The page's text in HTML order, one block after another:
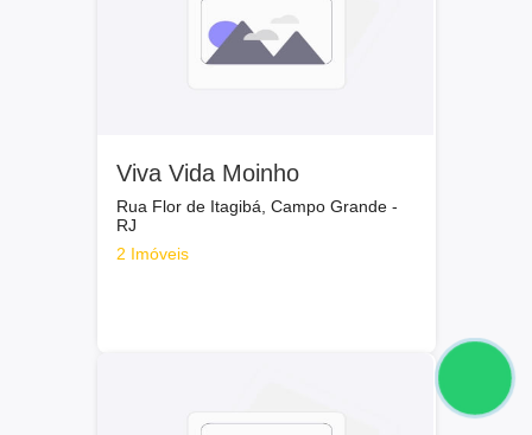
Viva Vida Moinho
Rua Flor de Itagibá, Campo Grande -
RJ
2 Imóveis